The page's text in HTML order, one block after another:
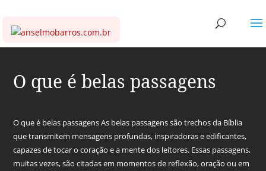
O que é belas passagens
O que é belas passagens As belas passagens são trechos da Bíblia
que transmitem mensagens profundas, inspiradoras e edificantes,
capazes de tocar o coração e a mente dos leitores. Essas passagens,
muitas vezes, são citadas em momentos de reflexão, oração ou em